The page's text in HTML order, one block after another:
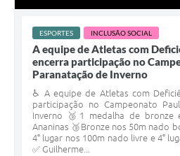
ESPORTES INCLUSÃO SOCIAL
A equipe de Atletas com
encerra participação no
Paranatação de Inverno
♿️ A equipe de Atletas com
participação no Campeonato
Inverno 🥉1 medalha de bronze
Ananinas 🥉Bronze nos 50m nado
4° lugar nos 100m nado livre e 4°
✅ Guilherme...